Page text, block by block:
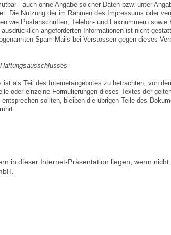
- auch ohne Angabe solcher Daten bzw. unter
Die Nutzung der im Rahmen des Impressums oder
wie Postanschriften, Telefon- und Faxnummern sowie
angeforderten Informationen ist nicht
Spam-Mails bei Verstössen gegen dieses
ist als Teil des Internetangebotes zu betrachten, von
oder einzelne Formulierungen dieses Textes der
sollten, bleiben die übrigen Teile des
in dieser Internet-Präsentation liegen, wenn